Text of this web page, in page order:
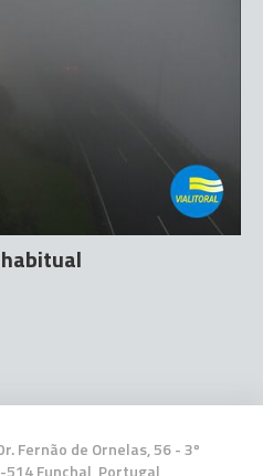
Fernão de Ornelas, 56 - 3º
514 Funchal, Portugal